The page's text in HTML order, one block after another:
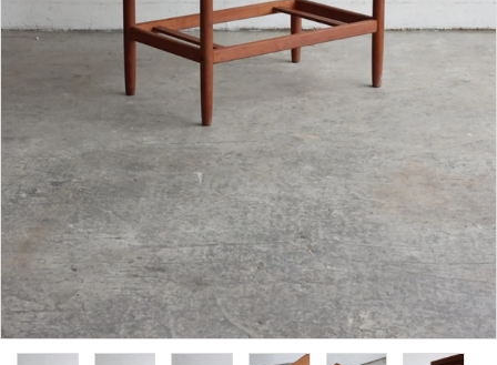
その他
BRAND
お気に入りリスト
卸販売